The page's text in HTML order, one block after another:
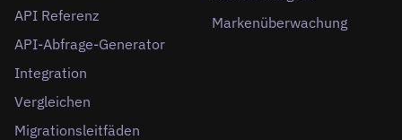
API Referenz
API-Abfrage-Generator
Integration
Vergleichen
Migrationsleitfäden
Markenüberwachung